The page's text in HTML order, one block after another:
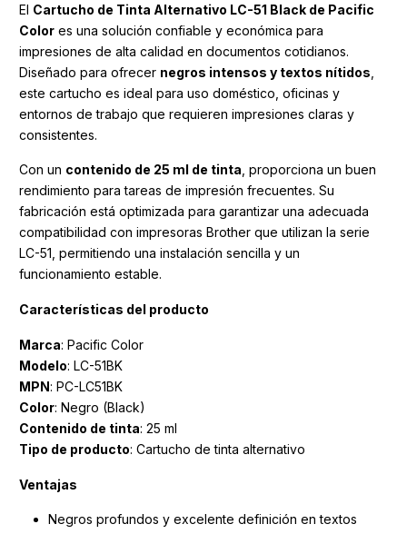
El Cartucho de Tinta Alternativo LC-51 Black de Pacific
Color es una solución confiable y económica para
impresiones de alta calidad en documentos cotidianos.
Diseñado para ofrecer negros intensos y textos nítidos
este cartucho es ideal para uso doméstico, oficinas y
entornos de trabajo que requieren impresiones claras y
consistentes.
Con un contenido de 25 ml de tinta , proporciona un buen
rendimiento para tareas de impresión frecuentes. Su
fabricación está optimizada para garantizar una adecuada
compatibilidad con impresoras Brother que utilizan la serie
LC-51, permitiendo una instalación sencilla y un
funcionamiento estable.
Características del producto
Marca: Pacific Color
Modelo: LC-51BK
MPN: PC-LC51BK
Color: Negro (Black)
Contenido de tinta: 25 ml
Tipo de producto: Cartucho de tinta alternativo
Ventajas
Negros profundos y excelente definición en textos